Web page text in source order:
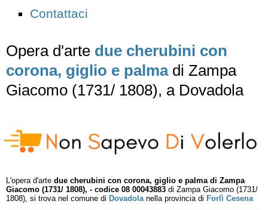
Contattaci
Opera d'arte due cherubini con
corona, giglio e palmadi Zampa
Giacomo (1731/ 1808), a Dovadola
L'opera d'arte due cherubini con corona, giglio e palma di Zampa
Giacomo (1731/ 1808), - codice 08 00043883 di Zampa Giacomo (1731/
1808), si trova nel comune di Dovadolanella provincia di Forlì Cesena